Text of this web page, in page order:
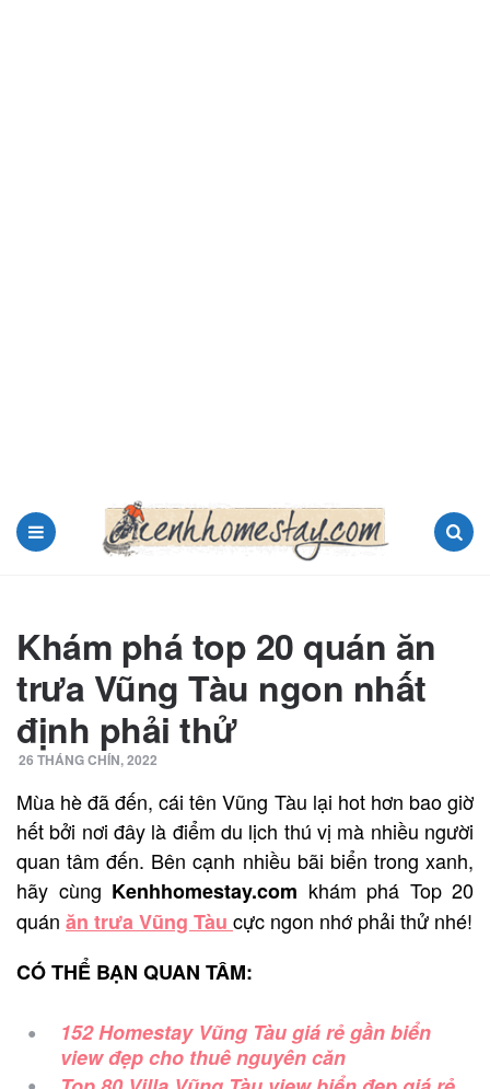
Khám phá top 20 quán ăn
trưa Vũng Tàu ngon nhất
định phải thử
26 THÁNG CHÍN, 2022
Mùa hè đã đến, cái tên Vũng Tàu lại hot hơn bao giờ
hết bởi nơi đây là điểm du lịch thú vị mà nhiều người
quan tâm đến. Bên cạnh nhiều bãi biển trong xanh,
hãy cùng Kenhhomestay.com khám phá Top 20
quán ăn trưa Vũng Tàu cực ngon nhớ phải thử nhé!
CÓ THỂ BẠN QUAN TÂM:
152 Homestay Vũng Tàu giá rẻ gần biển
view đẹp cho thuê nguyên căn